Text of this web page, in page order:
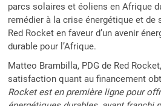
parcs solaires et éoliens en Afrique
remédier à la crise énergétique et
Red Rocket en faveur d’un avenir
durable pour l’Afrique.
Matteo Brambilla, PDG de Red
satisfaction quant au financement
Rocket est en première ligne pour